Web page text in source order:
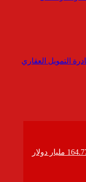
التمويل العقاري